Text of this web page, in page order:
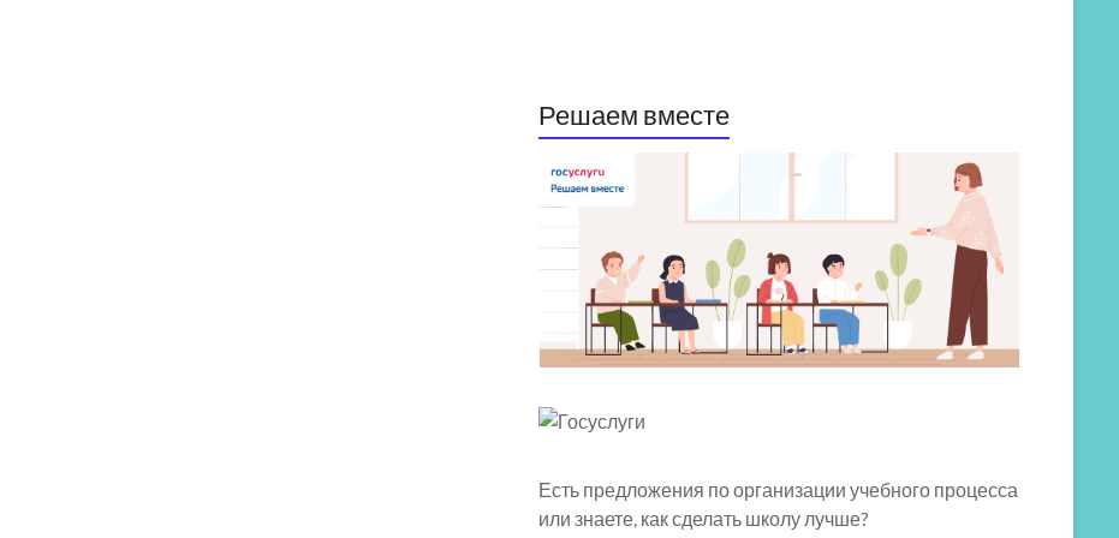
Решаем вместе
Есть предложения по организации учебного процесса
или знаете, как сделать школу лучше?